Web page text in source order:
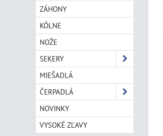
ZÁHONY
KÔLNE
NOŽE
SEKERY
MIEŠADLÁ
ČERPADLÁ
NOVINKY
VYSOKÉ ZĽAVY